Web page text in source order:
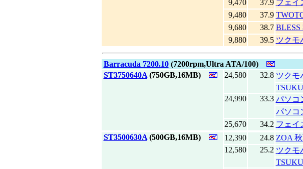
9,470
37.9 フェイ
9,480
37.9
9,680
38.7 BLESS
9,880
39.5 ツクモ
Barracuda 7200.10(7200rpm,Ultra ATA/100)
ST3750640A(750GB,16MB) 24,580 32.8 ツクモ
24,990
33.3 パソコ
パソコ
25,670
34.2 フェイ
ST3500630A(500GB,16MB) 12,390 24.8 ZOA
12,580
25.2 ツクモ